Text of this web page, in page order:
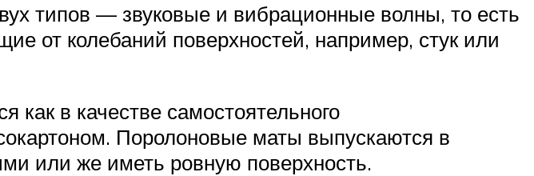
типов — звуковые и вибрационные волны, то есть
от колебаний поверхностей, например, стук или
как в качестве самостоятельного
Поролоновые маты выпускаются в
или же иметь ровную поверхность.